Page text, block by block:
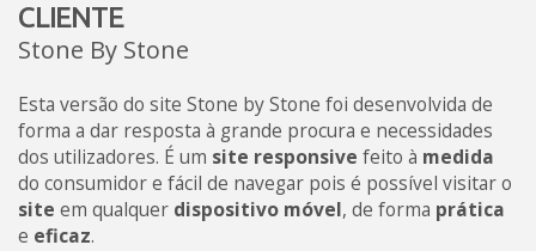
CLIENTE
Stone By Stone
Esta versão do site Stone by Stone foi desenvolvida de
forma a dar resposta à grande procura e necessidades
dos utilizadores. É um site responsive feito à medida
do consumidor e fácil de navegar pois é possível visitar o
site em qualquer dispositivo móvel, de forma prática
e eficaz.